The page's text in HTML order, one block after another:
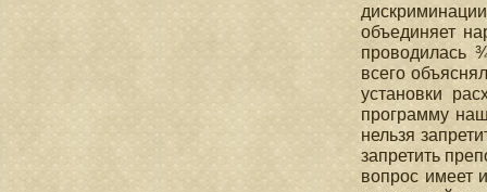
объединяет
проводилась
всего
установки
программу
нельзя
запретить
вопрос имеет